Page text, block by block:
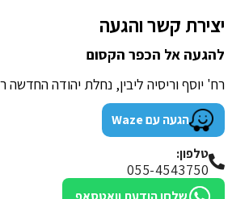
יצירת קשר והגעה
להגעה אל הכפר הקסום
רח' יוסף וריסיה ליבין, נחלת יהודה
הגעה עם Waze
טלפון:
055-4543750